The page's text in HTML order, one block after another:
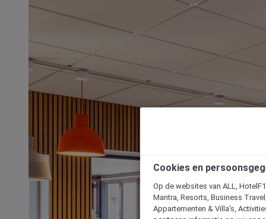
Cookies en
Op de websites van ALL,
Mantra, Resorts, Business
Appartementen & Villa's,